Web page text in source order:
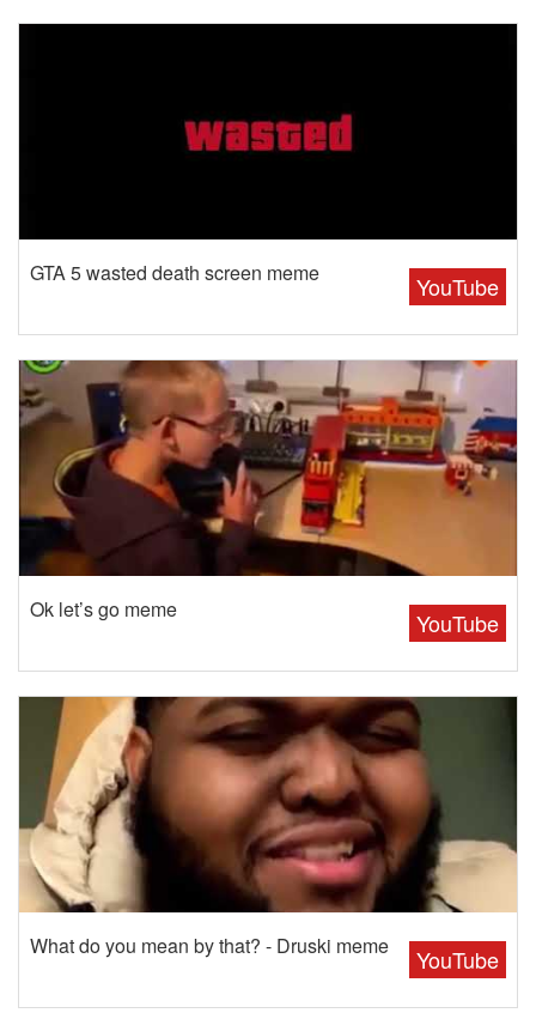
YouTube
GTA 5 wasted death screen meme
YouTube
Ok let’s go meme
YouTube
What do you mean by that? - Druski meme